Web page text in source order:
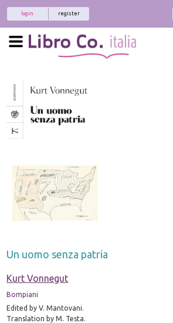
register
login
Un uomo senza patria
Kurt Vonnegut
Bompiani
Edited by V. Mantovani.
Translation by M. Testa.